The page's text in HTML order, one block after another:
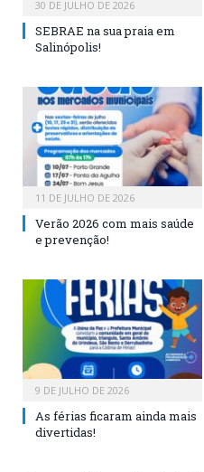
30 DE JULHO DE 2026
SEBRAE na sua praia em
Salinópolis!
11 DE JULHO DE 2026
Verão 2026 com mais saúde
e prevenção!
9 DE JULHO DE 2026
As férias ficaram ainda mais
divertidas!